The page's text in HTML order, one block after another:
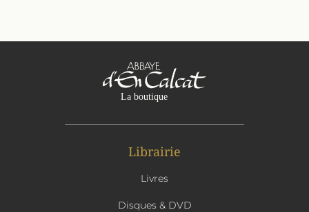
Librairie
Livres
Disques & DVD